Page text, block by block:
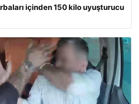
içinden 150 kilo uyuşturucu